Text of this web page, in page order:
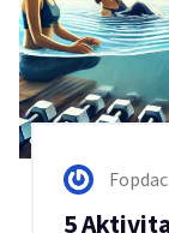
Fopdac
5